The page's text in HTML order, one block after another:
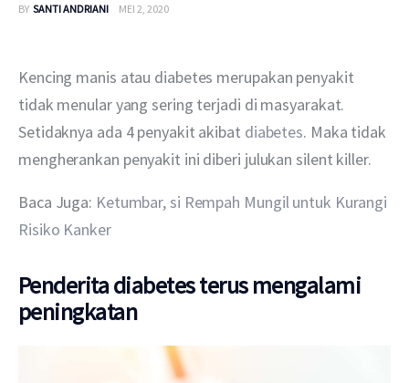
Layanan
BY SANTI ANDRIANI MEI 2, 2020
Kencing manis atau diabetes merupakan penyakit
tidak menular yang sering terjadi di masyarakat.
Setidaknya ada 4 penyakit akibat diabetes. Maka tidak
mengherankan penyakit ini diberi julukan silent killer.
Baca Juga: Ketumbar, si Rempah Mungil untuk Kurangi
Risiko Kanker
Penderita diabetes terus mengalami
peningkatan